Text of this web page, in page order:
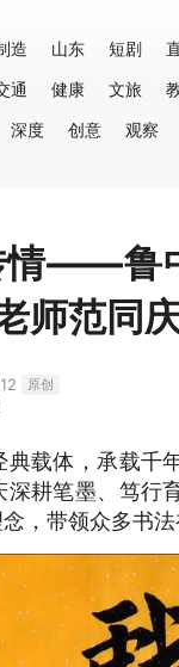
造 山东 短剧
通 健康 文旅
深度 创意 观察
情——鲁
师范同
原创
载体，承载千
耕笔墨、笃行
，带领众多书